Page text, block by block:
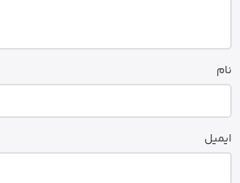
نام
ایمیل